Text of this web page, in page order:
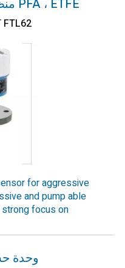
PFA ، ETFE منظم الارسال vibronic
FTL62
for aggressive
and pump able
strong focus on
وحدة